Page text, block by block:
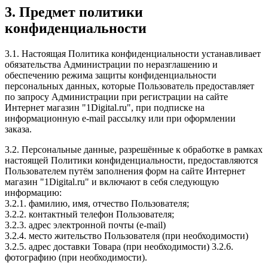
3. Предмет политики
конфиденциальности
3.1. Настоящая Политика конфиденциальности устанавливает
обязательства Администрации по неразглашению и
обеспечению режима защиты конфиденциальности
персональных данных, которые Пользователь предоставляет
по запросу Администрации при регистрации на сайте
Интернет магазин "1Digital.ru", при подписке на
информационную e-mail рассылку или при оформлении
заказа.
3.2. Персональные данные, разрешённые к обработке в рамках
настоящей Политики конфиденциальности, предоставляются
Пользователем путём заполнения форм на сайте Интернет
магазин "1Digital.ru" и включают в себя следующую
информацию:
3.2.1. фамилию, имя, отчество Пользователя;
3.2.2. контактный телефон Пользователя;
3.2.3. адрес электронной почты (e-mail)
3.2.4. место жительство Пользователя (при необходимости)
3.2.5. адрес доставки Товара (при необходимости) 3.2.6.
фотографию (при необходимости).